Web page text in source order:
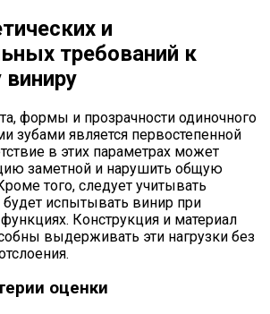
и
требований к
формы и прозрачности одиночного
зубами является первостепенной
в этих параметрах может
заметной и нарушить общую
того, следует учитывать
будет испытывать винир при
Конструкция и материал
выдерживать эти нагрузки без
оценки